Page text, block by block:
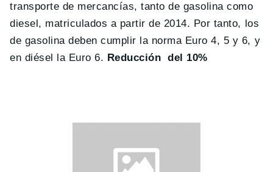
transporte de mercancías, tanto de gasolina como
diesel, matriculados a partir de 2014. Por tanto, los
de gasolina deben cumplir la norma Euro 4, 5 y 6, y
en diésel la Euro 6. Reducción del 10%